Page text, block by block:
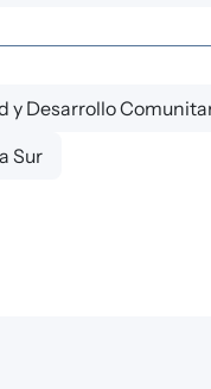
y Desarrollo
Sur